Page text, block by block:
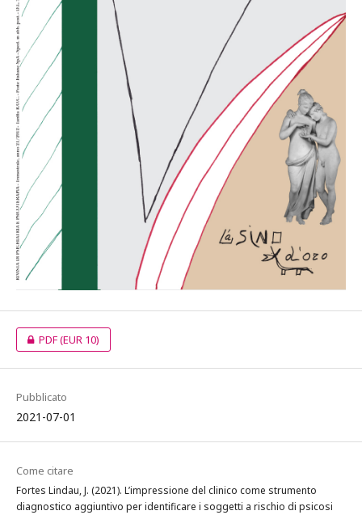
PDF(EUR 10)
Pubblicato
2021-07-01
Come citare
Fortes Lindau, J. (2021). L’impressione del clinico come strumento
diagnostico aggiuntivo per identificare i soggetti a rischio di psicosi